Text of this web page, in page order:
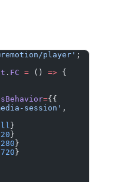
player' ;
. FC = () => {
={{
session' ,
}
}
}
720}